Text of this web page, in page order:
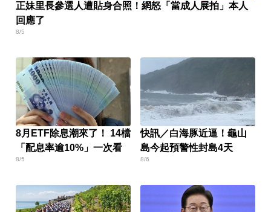
正妹里長參選人遭貼身合照！網怒「當成人展拍」本人
回應了
8/5
8月ETF除息潮來了！ 14檔
「配息率逾10%」一次看
8/5
快訊／白海豚近逼！龜山
島今起預警性封島4天
8/6